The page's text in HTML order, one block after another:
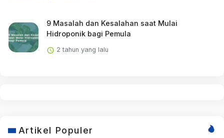
9 Masalah dan Kesalahan saat Mulai
Hidroponik bagi Pemula
2 tahun yang lalu
Artikel Populer